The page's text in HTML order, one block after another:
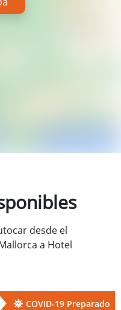
desde el
a Hotel
COVID-19 Preparado